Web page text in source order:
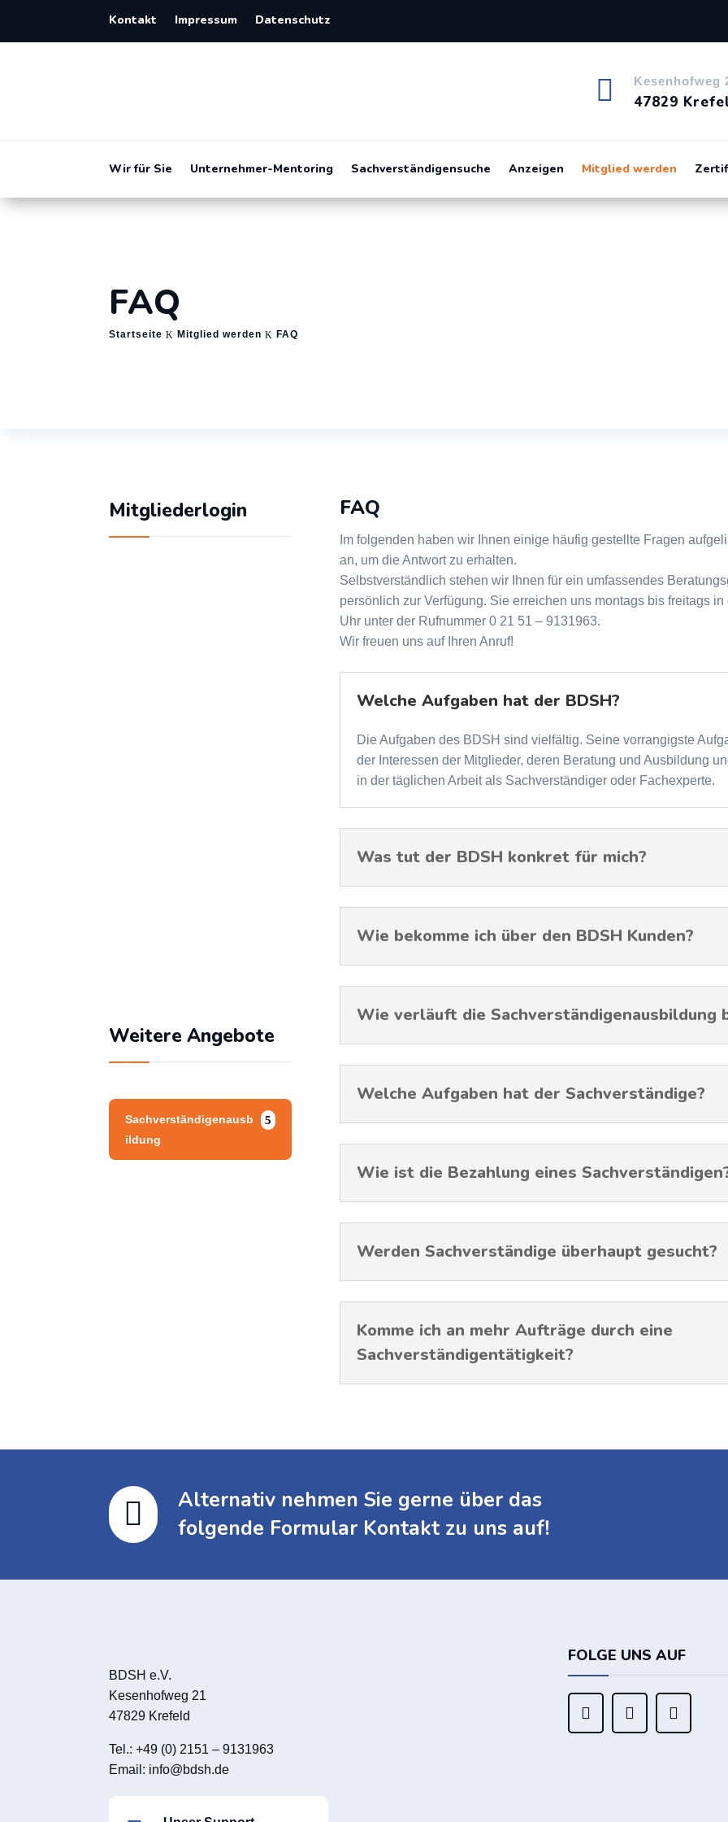
Kontakt Impressum Datenschutz
 Kesenhofweg
47829
Wir für Sie Unternehmer-Mentoring Sachverständigensuche Anzeigen Mitglied werden
FAQ
Startseite K Mitglied werden K FAQ
Mitgliederlogin
Weitere Angebote
Sachverständigenausb
ildung
FAQ
Im folgenden haben wir Ihnen einige häufig gestellte Fragen
an, um die Antwort zu erhalten.
Selbstverständlich stehen wir Ihnen für ein umfassendes
persönlich zur Verfügung. Sie erreichen uns montags bis freitags
Uhr unter der Rufnummer 0 21 51 – 9131963.
Wir freuen uns auf Ihren Anruf!
Welche Aufgaben hat der BDSH?
Die Aufgaben des BDSH sind vielfältig. Seine vorrangigste
der Interessen der Mitglieder, deren Beratung und Ausbildung
in der täglichen Arbeit als Sachverständiger oder Fachexperte.
Was tut der BDSH konkret für mich?
Wie bekomme ich über den BDSH Kunden?
Wie verläuft die Sachverständigenausbildung
Welche Aufgaben hat der Sachverständige?
Wie ist die Bezahlung eines
Werden Sachverständige überhaupt gesucht?
Komme ich an mehr Aufträge durch eine
Sachverständigentätigkeit?

Alternativ nehmen Sie gerne über das
folgende Formular Kontakt zu uns auf!
BDSH e.V.
Kesenhofweg 21
47829 Krefeld
Tel.: +49 (0) 2151 – 9131963
Email: info@bdsh.de
FOLGE UNS AUF
  